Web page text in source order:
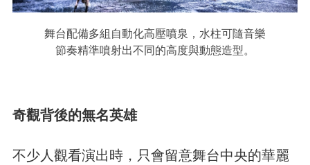
舞台配備多組自動化高壓噴泉，水柱可隨音樂
節奏精準噴射出不同的高度與動態造型。
奇觀背後的無名英雄
不少人觀看演出時，只會留意舞台中央的華麗